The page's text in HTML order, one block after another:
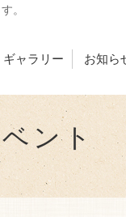
。
ギャラリー お知ら
ント